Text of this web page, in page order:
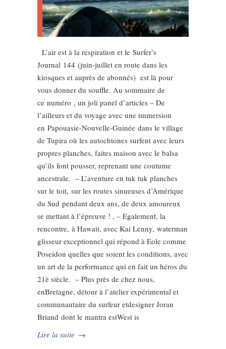
L’air est à la respiration et le Surfer’s
Journal 144 (juin-juillet en route dans les
kiosques et auprès de abonnés) est là pour
vous donner du souffle. Au sommaire de
ce numéro , un joli panel d’articles – De
l’ailleurs et du voyage avec une immersion
en Papouasie-Nouvelle-Guinée dans le village
de Tupira où les autochtones surfent avec leurs
propres planches, faites maison avec le balsa
qu’ils font pousser, reprenant une coutume
ancestrale. – L’aventure en tuk tuk planches
sur le toit, sur les routes sinueuses d’Amérique
du Sud pendant deux ans, de deux amoureux
se mettant à l’épreuve ! , – Egalement, la
rencontre, à Hawaii, avec Kai Lenny, waterman
glisseur exceptionnel qui répond à Eole comme
Poseidon quelles que soient les conditions, avec
un art de la performance qui en fait un héros du
21è siècle. – Plus près de chez nous,
enBretagne, détour à l’atelier expérimental et
communautaire du surfeur etdesigner Joran
Briand dont le mantra estWest is
Lire la suite →